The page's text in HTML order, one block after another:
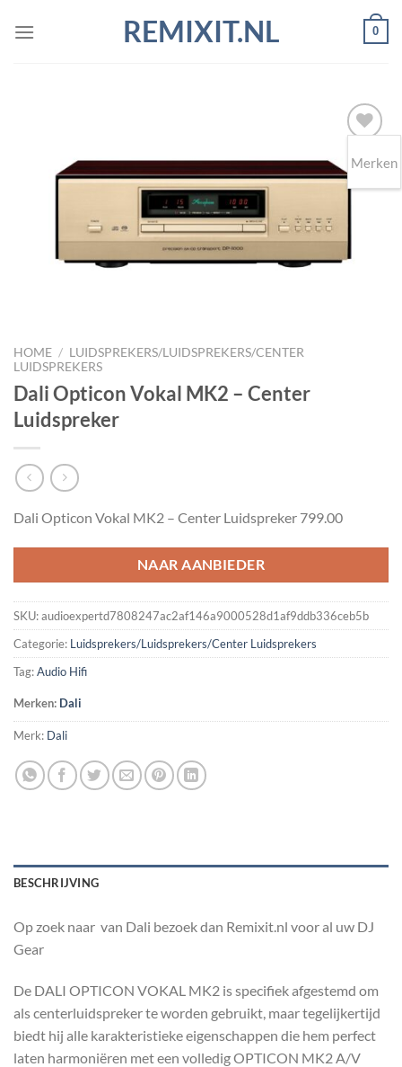
naar
REMIXIT.NL 0
Toevoegen
wenslijst
HOME / LUIDSPREKERS/LUIDSPREKERS/CENTER
LUIDSPREKERS
Dali Opticon Vokal MK2 – Center
Luidspreker
Dali Opticon Vokal MK2 – Center Luidspreker 799.00
NAAR AANBIEDER
SKU:audioexpertd7808247ac2af146a9000528d1af9ddb336ceb5b
Categorie: Luidsprekers/Luidsprekers/Center Luidsprekers
Tag:Audio Hifi
Merken: Dali
Merk: Dali
BESCHRIJVING
Op zoek naar van Dali bezoek dan Remixit.nl voor al uw DJ
Gear
De DALI OPTICON VOKAL MK2 is specifiek afgestemd om
als centerluidspreker te worden gebruikt, maar tegelijkertijd
biedt hij alle karakteristieke eigenschappen die hem perfect
laten harmoniëren met een volledig OPTICON MK2 A/V
Merken